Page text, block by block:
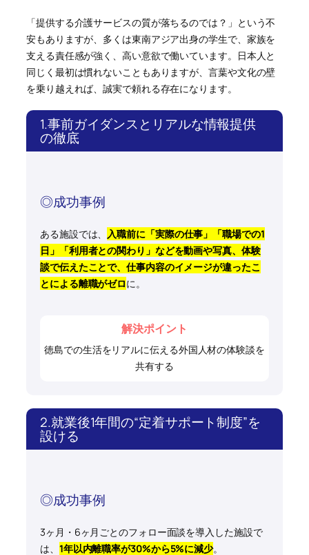
「提供する介護サービスの質が落ちるのでは？」という不
安もありますが、多くは東南アジア出身の学生で、家族を
支える責任感が強く、高い意欲で働いています。日本人と
同じく最初は慣れないこともありますが、言葉や文化の壁
を乗り越えれば、誠実で頼れる存在になります。
1.事前ガイダンスとリアルな情報提供
の徹底
◎成功事例
ある施設では、 入職前に「実際の仕事」「職場での1
日」「利用者との関わり」などを動画や写真、体験
談で伝えたことで、仕事内容のイメージが違ったこ
とによる離職がゼロに。
解決ポイント
徳島での生活をリアルに伝える外国人材の体験談を
共有する
2.就業後1年間の“定着サポート制度”を
設ける
◎成功事例
3ヶ月・6ヶ月ごとのフォロー面談を導入した施設で
は、 1年以内離職率が30%から5%に減少。